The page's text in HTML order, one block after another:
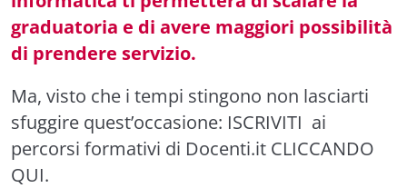
graduatoria e di avere maggiori possibilità
di prendere servizio.
Ma, visto che i tempi stingono non lasciarti
sfuggire quest’occasione: ISCRIVITI ai
percorsi formativi di Docenti.it CLICCANDO
QUI.